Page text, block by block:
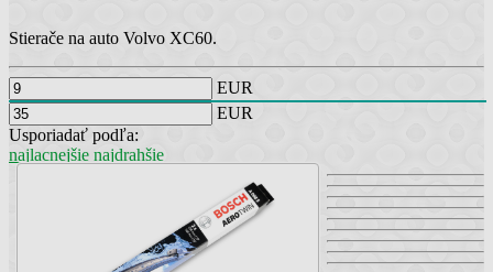
Stierače na auto Volvo XC60.
EUR
EUR
Usporiadať podľa:
najlacnejšie najdrahšie